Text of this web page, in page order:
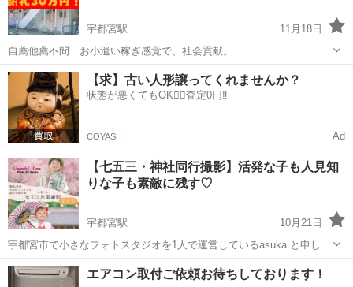
宇都宮駅
11月18日
自薦他薦不問 お小遣い稼ぎ感覚で、社会貢献。
─────────────────────────── 🏠急募🏠アパートを売りた
い大家さん情報！ 情報提供で【謝礼30万円】をお支払い！※
───────────────...
栃木 宇都宮市 宇都宮駅 その他 物件
【求】古い人形譲ってくれませんか？
状態が悪くてもOK🙆‍♀️査定0円‼️
COYASH Ad
【七五三・神社同行撮影】活発な子も人見知
りな子も素敵に残す♡
宇都宮駅
10月21日
宇都宮市で小さなフォトスタジオを1人で運営しているasuka.と申しま
す。 七五三撮影、こんなお悩みありませんか？ ・活発過ぎてスタジオ
で撮れるか不安 ・人見知りで泣いたり良い表情が撮れるかどうか不安
栃木 宇都宮市 宇都宮駅 その他 フォトグラファー
エアコン取付ご依頼お待ちしております！